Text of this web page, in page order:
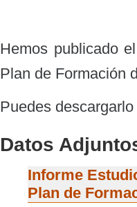
Hemos publicado
Plan de Formación
Puedes
Datos
Informe
Plan de